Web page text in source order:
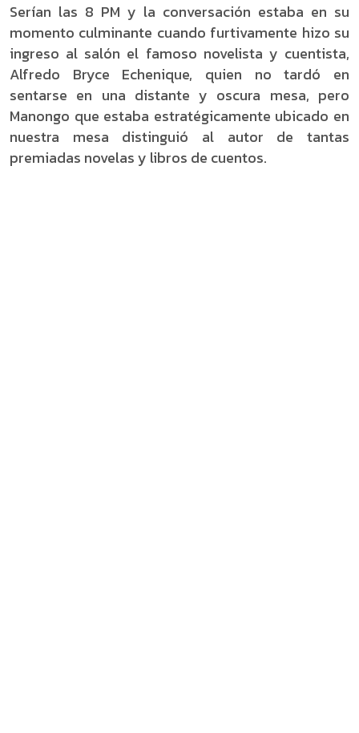
Serían las 8 PM y la conversación estaba en su
momento culminante cuando furtivamente hizo su
ingreso al salón el famoso novelista y cuentista,
Alfredo Bryce Echenique, quien no tardó en
sentarse en una distante y oscura mesa, pero
Manongo que estaba estratégicamente ubicado en
nuestra mesa distinguió al autor de tantas
premiadas novelas y libros de cuentos.